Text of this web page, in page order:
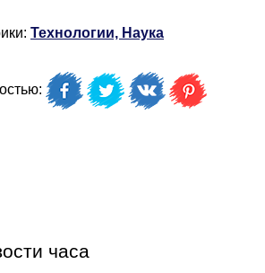
Технологии, Наука
часа